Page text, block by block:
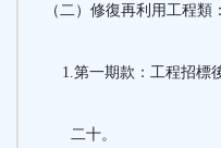
（二）修復再利用工程類：
1.第一期款：工程招標後
二十。